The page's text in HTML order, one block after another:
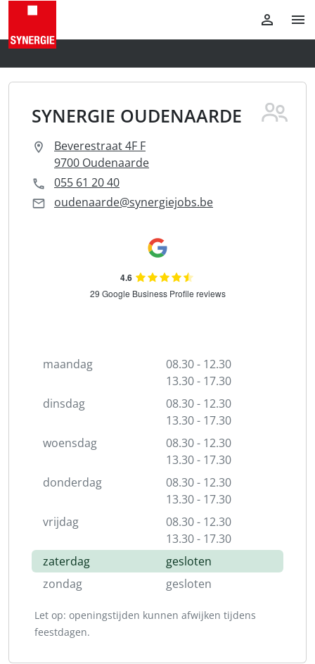
SYNERGIE OUDENAARDE
Beverestraat 4F F
9700 Oudenaarde
055 61 20 40
oudenaarde@synergiejobs.be
maandag
08.30 - 12.30
13.30 - 17.30
dinsdag
08.30 - 12.30
13.30 - 17.30
woensdag
08.30 - 12.30
13.30 - 17.30
donderdag
08.30 - 12.30
13.30 - 17.30
vrijdag
08.30 - 12.30
13.30 - 17.30
zaterdag
gesloten
zondag
gesloten
Let op: openingstijden kunnen afwijken tijdens
feestdagen.